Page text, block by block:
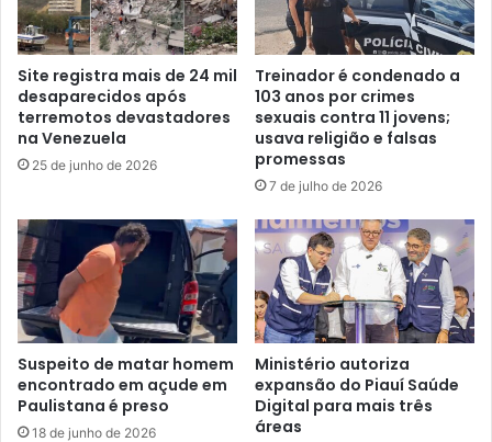
Site registra mais de 24 mil
desaparecidos após
terremotos devastadores
na Venezuela
25 de junho de 2026
Treinador é condenado a
103 anos por crimes
sexuais contra 11 jovens;
usava religião e falsas
promessas
7 de julho de 2026
Suspeito de matar homem
encontrado em açude em
Paulistana é preso
18 de junho de 2026
Ministério autoriza
expansão do Piauí Saúde
Digital para mais três
áreas